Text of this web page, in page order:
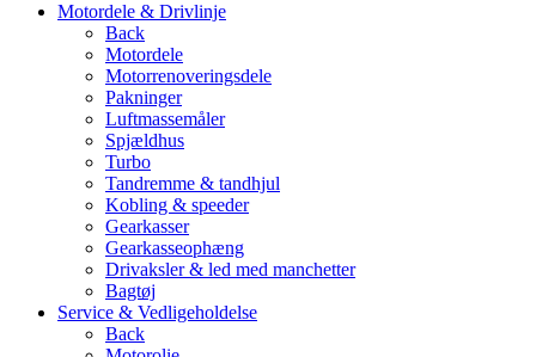
Motordele & Drivlinje
Back
Motordele
Motorrenoveringsdele
Pakninger
Luftmassemåler
Spjældhus
Turbo
Tandremme & tandhjul
Kobling & speeder
Gearkasser
Gearkasseophæng
Drivaksler & led med manchetter
Bagtøj
Service & Vedligeholdelse
Back